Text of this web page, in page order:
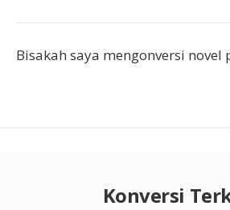
Bisakah saya mengonversi novel
Konversi